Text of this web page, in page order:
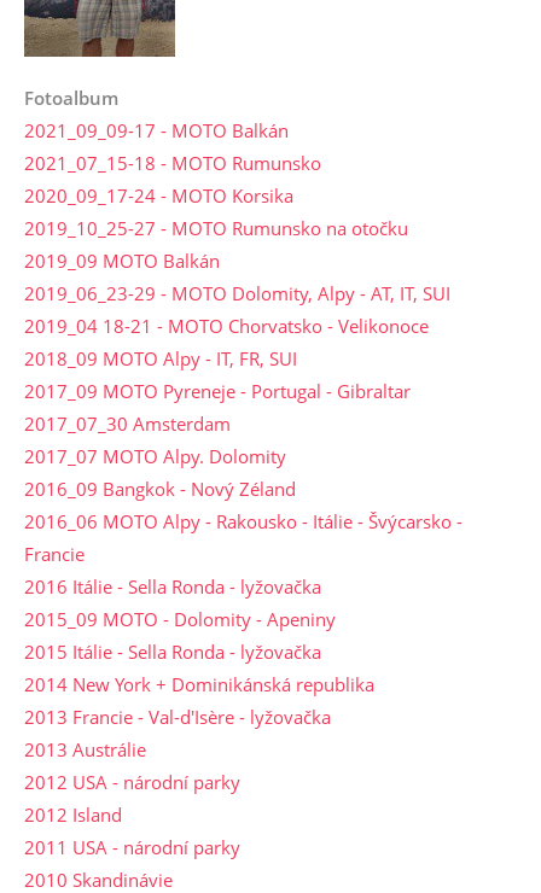
Fotoalbum
2021_09_09-17 - MOTO Balkán
2021_07_15-18 - MOTO Rumunsko
2020_09_17-24 - MOTO Korsika
2019_10_25-27 - MOTO Rumunsko na otočku
2019_09 MOTO Balkán
2019_06_23-29 - MOTO Dolomity, Alpy - AT, IT, SUI
2019_04 18-21 - MOTO Chorvatsko - Velikonoce
2018_09 MOTO Alpy - IT, FR, SUI
2017_09 MOTO Pyreneje - Portugal - Gibraltar
2017_07_30 Amsterdam
2017_07 MOTO Alpy. Dolomity
2016_09 Bangkok - Nový Zéland
2016_06 MOTO Alpy - Rakousko - Itálie - Švýcarsko -
Francie
2016 Itálie - Sella Ronda - lyžovačka
2015_09 MOTO - Dolomity - Apeniny
2015 Itálie - Sella Ronda - lyžovačka
2014 New York + Dominikánská republika
2013 Francie - Val-d'Isère - lyžovačka
2013 Austrálie
2012 USA - národní parky
2012 Island
2011 USA - národní parky
2010 Skandinávie